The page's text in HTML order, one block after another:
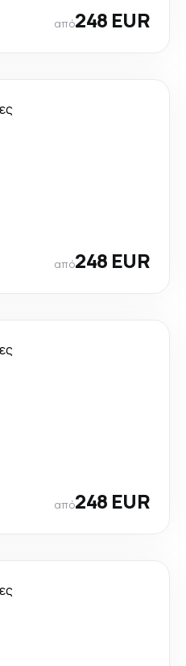
από248 EUR
από248 EUR
από248 EUR